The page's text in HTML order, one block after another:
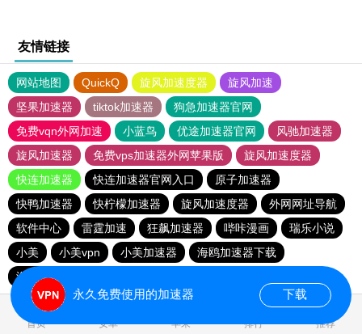
友情链接
网站地图 QuickQ 旋风加速度器
旋风加速
坚果加速器
tiktok加速器
狗急加速器官网
免费vqn外网加速
小蓝鸟 优途加速器官网
风驰加速器
旋风加速器
免费vps加速器外网苹果版
旋风加速度器
快连加速器
快连加速器官网入口
原子加速器
快鸭加速器
快柠檬加速器 旋风加速度器
外网网址导航
软件中心
雷霆加速 狂飙加速器 哔咔漫画
瑞乐小说
小美
小美vpn 小美加速器
海鸥加速器下载
海鸥加速度
首页 安卓 苹果 排行 推荐
永久免费使用的加速器 下载
0.021372s